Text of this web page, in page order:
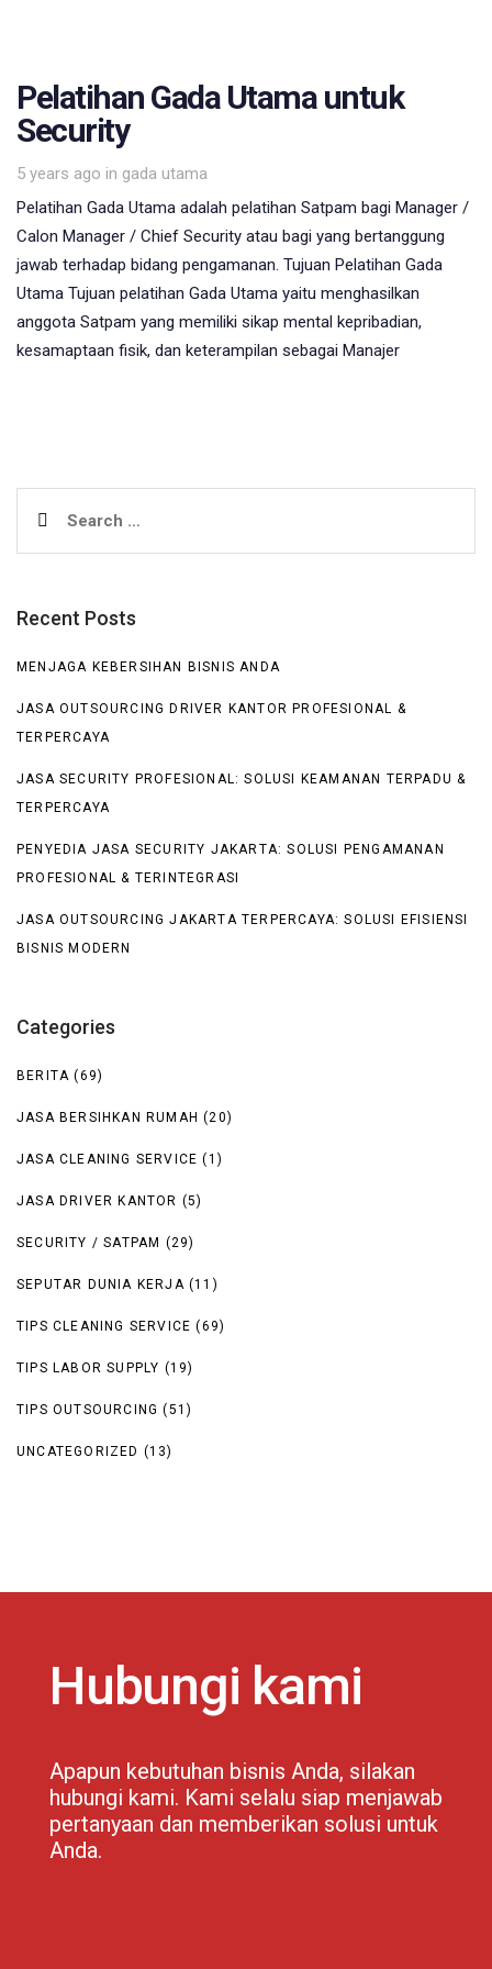
Pelatihan Gada Utama untuk
Security
5 years ago in
Tags
gada utama
Pelatihan Gada Utama adalah pelatihan Satpam bagi Manager /
Calon Manager / Chief Security atau bagi yang bertanggung
jawab terhadap bidang pengamanan. Tujuan Pelatihan Gada
Utama Tujuan pelatihan Gada Utama yaitu menghasilkan
anggota Satpam yang memiliki sikap mental kepribadian,
kesamaptaan fisik, dan keterampilan sebagai Manajer
for:
Recent Posts
MENJAGA KEBERSIHAN BISNIS ANDA
JASA OUTSOURCING DRIVER KANTOR PROFESIONAL &
TERPERCAYA
JASA SECURITY PROFESIONAL: SOLUSI KEAMANAN TERPADU &
TERPERCAYA
PENYEDIA JASA SECURITY JAKARTA: SOLUSI PENGAMANAN
PROFESIONAL & TERINTEGRASI
JASA OUTSOURCING JAKARTA TERPERCAYA: SOLUSI EFISIENSI
BISNIS MODERN
Categories
BERITA (69)
JASA BERSIHKAN RUMAH (20)
JASA CLEANING SERVICE (1)
JASA DRIVER KANTOR (5)
SECURITY / SATPAM (29)
SEPUTAR DUNIA KERJA (11)
TIPS CLEANING SERVICE (69)
TIPS LABOR SUPPLY (19)
TIPS OUTSOURCING (51)
UNCATEGORIZED (13)
Hubungi kami
Apapun kebutuhan bisnis Anda, silakan
hubungi kami. Kami selalu siap menjawab
pertanyaan dan memberikan solusi untuk
Anda.